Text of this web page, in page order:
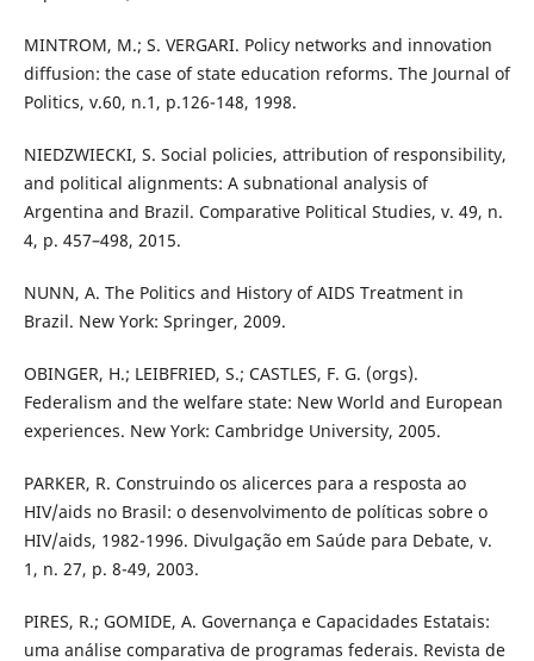
MINTROM, M.; S. VERGARI. Policy networks and innovation
diffusion: the case of state education reforms. The Journal of
Politics, v.60, n.1, p.126-148, 1998.
NIEDZWIECKI, S. Social policies, attribution of responsibility,
and political alignments: A subnational analysis of
Argentina and Brazil. Comparative Political Studies, v. 49, n.
4, p. 457–498, 2015.
NUNN, A. The Politics and History of AIDS Treatment in
Brazil. New York: Springer, 2009.
OBINGER, H.; LEIBFRIED, S.; CASTLES, F. G. (orgs).
Federalism and the welfare state: New World and European
experiences. New York: Cambridge University, 2005.
PARKER, R. Construindo os alicerces para a resposta ao
HIV/aids no Brasil: o desenvolvimento de políticas sobre o
HIV/aids, 1982-1996. Divulgação em Saúde para Debate, v.
1, n. 27, p. 8-49, 2003.
PIRES, R.; GOMIDE, A. Governança e Capacidades Estatais:
uma análise comparativa de programas federais. Revista de